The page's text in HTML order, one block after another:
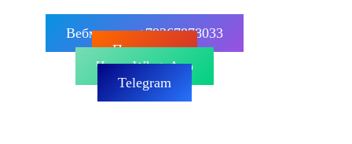
Вебмастер: +79267878033
Позвонить
Чат в WhatsApp
Telegram